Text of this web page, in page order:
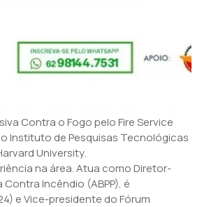
Contra o Fogo peloFire Service
Instituto de Pesquisas Tecnológicas
University.
na área. Atua como Diretor-
Incêndio (ABPP), é
e Vice-presidente do Fórum